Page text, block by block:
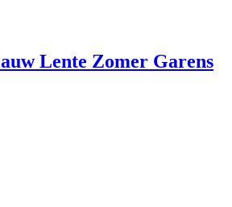
Lente Zomer Garens